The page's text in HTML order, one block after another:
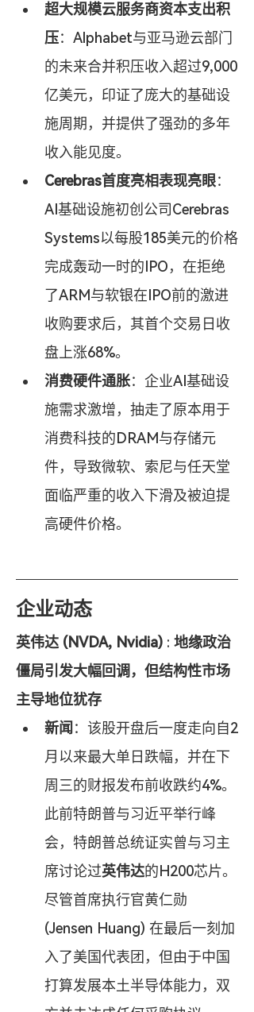
超大规模云服务商资本支出积
压：Alphabet与亚马逊云部门
的未来合并积压收入超过9,000
亿美元，印证了庞大的基础设
施周期，并提供了强劲的多年
收入能见度。
Cerebras首度亮相表现亮眼：
AI基础设施初创公司Cerebras
Systems以每股185美元的价格
完成轰动一时的IPO，在拒绝
了ARM与软银在IPO前的激进
收购要求后，其首个交易日收
盘上涨68%。
消费硬件通胀：企业AI基础设
施需求激增，抽走了原本用于
消费科技的DRAM与存储元
件，导致微软、索尼与任天堂
面临严重的收入下滑及被迫提
高硬件价格。
企业动态
英伟达 (NVDA, Nvidia) : 地缘政治
僵局引发大幅回调，但结构性市场
主导地位犹存
新闻 ：该股开盘后一度走向自2
月以来最大单日跌幅，并在下
周三的财报发布前收跌约4%。
此前特朗普与习近平举行峰
会，特朗普总统证实曾与习主
席讨论过英伟达的H200芯片。
尽管首席执行官黄仁勋
(Jensen Huang) 在最后一刻加
入了美国代表团，但由于中国
打算发展本土半导体能力，双